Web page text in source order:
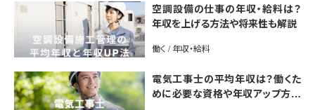
空調設備の仕事の年収・給料は？
年収を上げる方法や将来性も解説
働く / 年収・給料
電気工事士の平均年収は？働くた
めに必要な資格や年収アップ方法